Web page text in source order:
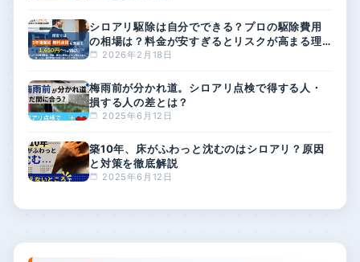
シロアリ駆除は自分でできる？プロの駆除費用
の相場は？料金が安すぎるとリスクが高まる理
由 2026年2月18日
梅雨前が分かれ道。シロアリ点検で得する人・
損する人の差とは？
2025年6月12日
築10年、床がふわっと沈むのはシロアリ？原因
と対策を徹底解説
2025年6月12日